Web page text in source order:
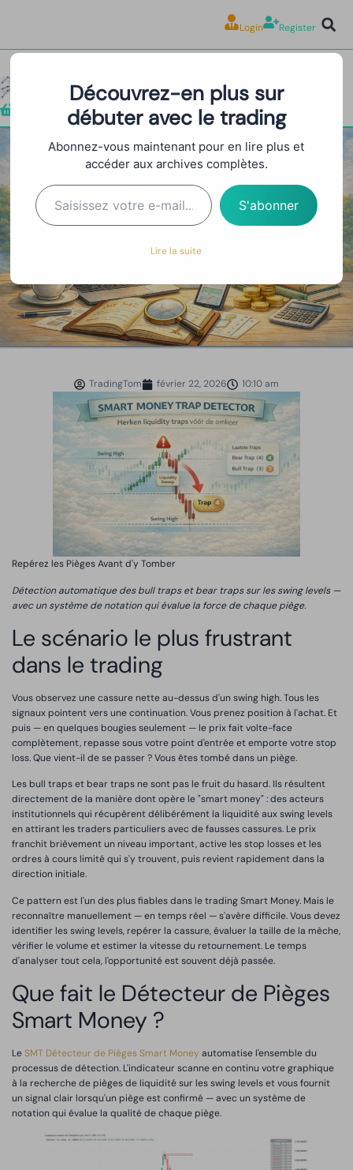
Login Register
Boutique
Détecteur de Pièges Smart
Money
TradingTom février 22, 2026 10:10 am
Repérez les Pièges Avant d'y Tomber
Détection automatique des bull traps et bear traps sur les swing levels —
avec un système de notation qui évalue la force de chaque piège.
Le scénario le plus frustrant
dans le trading
Vous observez une cassure nette au-dessus d'un swing high. Tous les
signaux pointent vers une continuation. Vous prenez position à l'achat. Et
puis — en quelques bougies seulement — le prix fait volte-face
complètement, repasse sous votre point d'entrée et emporte votre stop
loss. Que vient-il de se passer ? Vous êtes tombé dans un piège.
Les bull traps et bear traps ne sont pas le fruit du hasard. Ils résultent
directement de la manière dont opère le "smart money" : des acteurs
institutionnels qui récupèrent délibérément la liquidité aux swing levels
en attirant les traders particuliers avec de fausses cassures. Le prix
franchit brièvement un niveau important, active les stop losses et les
ordres à cours limité qui s'y trouvent, puis revient rapidement dans la
direction initiale.
Ce pattern est l'un des plus fiables dans le trading Smart Money. Mais le
reconnaître manuellement — en temps réel — s'avère difficile. Vous devez
identifier les swing levels, repérer la cassure, évaluer la taille de la mèche,
vérifier le volume et estimer la vitesse du retournement. Le temps
d'analyser tout cela, l'opportunité est souvent déjà passée.
Que fait le Détecteur de Pièges
Smart Money ?
LeSMT Détecteur de Pièges Smart Money automatise l'ensemble du
processus de détection. L'indicateur scanne en continu votre graphique
à la recherche de pièges de liquidité sur les swing levels et vous fournit
un signal clair lorsqu'un piège est confirmé — avec un système de
notation qui évalue la qualité de chaque piège.
Découvrez-en plus sur
débuter avec le trading
Abonnez-vous maintenant pour en lire plus et
accéder aux archives complètes.
S'abonner
Lire la suite